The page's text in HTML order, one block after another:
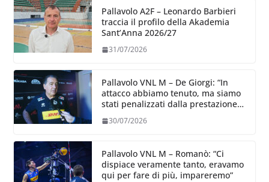
Pallavolo A2F – Leonardo Barbieri
traccia il profilo della Akademia
Sant’Anna 2026/27
31/07/2026
Pallavolo VNL M – De Giorgi: “In
attacco abbiamo tenuto, ma siamo
stati penalizzati dalla prestazione
30/07/2026
Pallavolo VNL M – Romanò: “Ci
dispiace veramente tanto, eravamo
qui per fare di più, impareremo”